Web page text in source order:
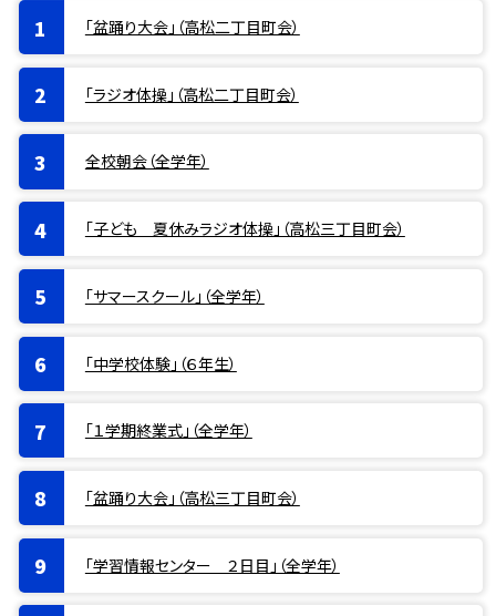
「盆踊り大会」（高松二丁目町会）
「ラジオ体操」（高松二丁目町会）
全校朝会（全学年）
「子ども 夏休みラジオ体操」（高松三丁目町会）
「サマースクール」（全学年）
「中学校体験」（６年生）
「１学期終業式」（全学年）
「盆踊り大会」（高松三丁目町会）
「学習情報センター ２日目」（全学年）